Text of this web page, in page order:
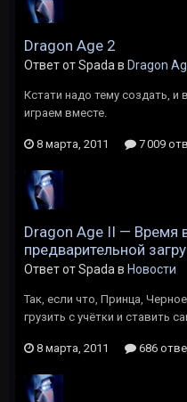
Dragon Age 2
Ответ от Spada в Dragon
Кстати надо тему создать,
играем вместе.
8 марта, 2011 7 009
Dragon Age II — Время
предварительной
Ответ от Spada в Новости
Так, если что, Принца,
грузить с учётки и ставить
8 марта, 2011 686